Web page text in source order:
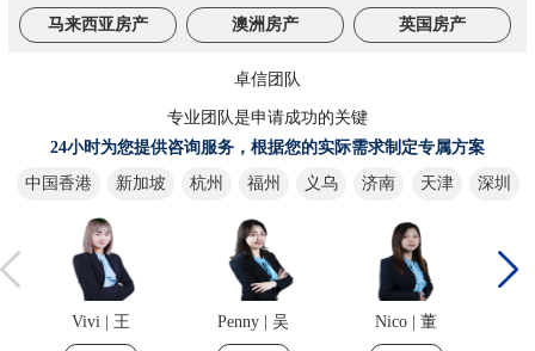
马来西亚房产 澳洲房产 英国房产
卓信团队
专业团队是申请成功的关键
24小时为您提供咨询服务，根据您的实际需求制定专属方案
中国香港
新加坡 杭州 福州 义乌 济南 天津 深圳
Penny | 吴 Nico | 董 Lyn | 严